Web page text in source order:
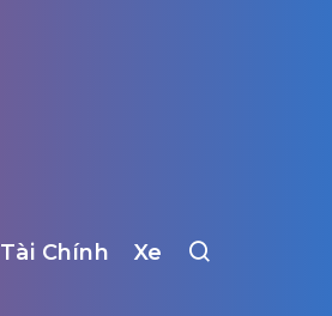
Tài Chính Xe